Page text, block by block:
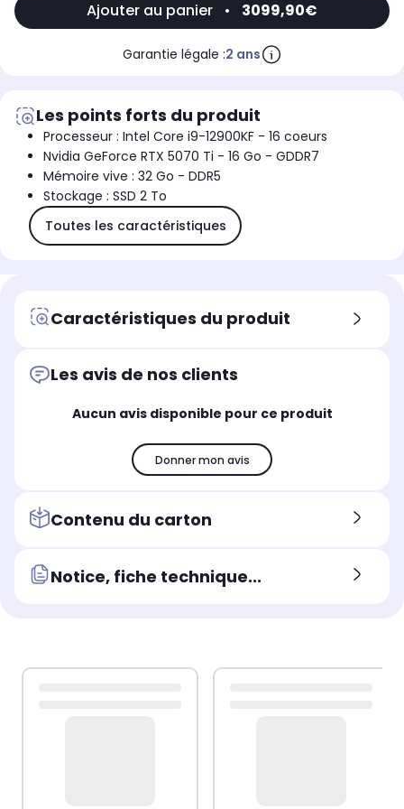
Ajouter au panier • 3099,90€
Garantie légale :2 ans
Les points forts du produit
Processeur : Intel Core i9-12900KF - 16 coeurs
Nvidia GeForce RTX 5070 Ti - 16 Go - GDDR7
Mémoire vive : 32 Go - DDR5
Stockage : SSD 2 To
Toutes les caractéristiques
Caractéristiques du produit
Les avis de nos clients
Aucun avis disponible pour ce produit
Donner mon avis
Contenu du carton
Notice, fiche technique...